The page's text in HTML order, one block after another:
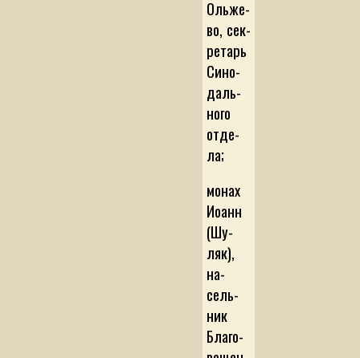
Оль­же­
во, сек­
ре­тарь
Си­но­
даль­
но­го
от­де­
ла;
мо­нах
Ио­анн
(Шу­
ляк),
на­
сель­
ник
Бла­го­